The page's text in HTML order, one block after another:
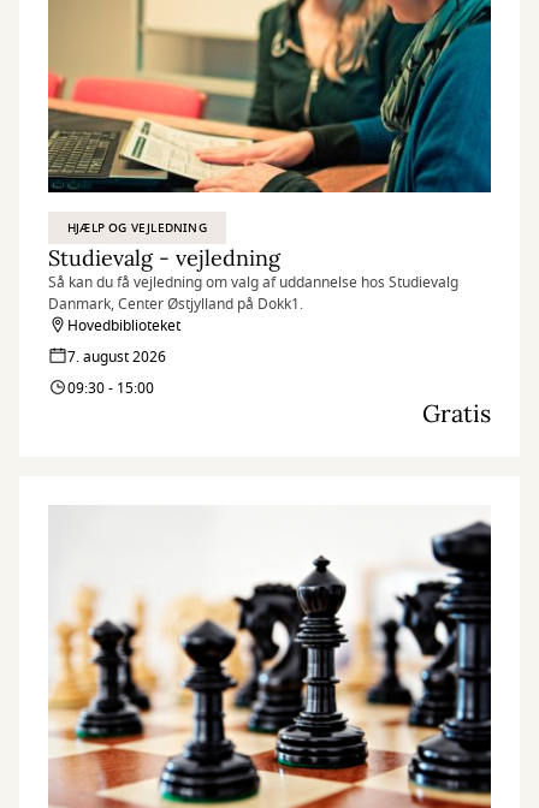
HJÆLP OG VEJLEDNING
Studievalg - vejledning
Så kan du få vejledning om valg af uddannelse hos Studievalg
Danmark, Center Østjylland på Dokk1.
Hovedbiblioteket
7. august 2026
09:30 - 15:00
Gratis